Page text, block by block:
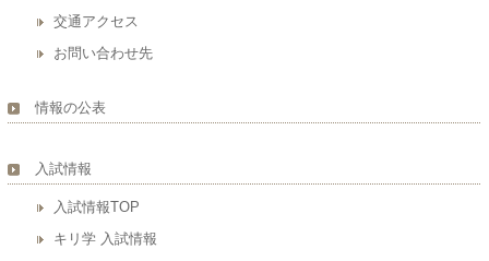
交通アクセス
お問い合わせ先
情報の公表
入試情報
入試情報TOP
キリ学 入試情報